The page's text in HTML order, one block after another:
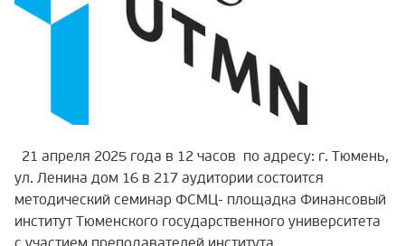
21 апреля 2025 года в 12 часов по адресу: г. Тюмень,
ул. Ленина дом 16 в 217 аудитории состоится
методический семинар ФСМЦ- площадка Финансовый
институт Тюменского государственного университета